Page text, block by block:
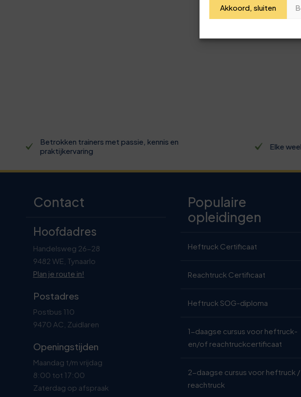
Akkoord, sluiten
Betrokken trainers met passie, kennis en
praktijkervaring
Elke
Contact
Hoofdadres
Handelsweg 26-28
9482 WE, Tynaarlo
Plan je route in!
Postadres
Postbus 110
9470 AC, Zuidlaren
Openingstijden
Maandag t/m vrijdag
8:00 tot 17:00
Zaterdag op afspraak
Populaire
opleidingen
Heftruck Certificaat
Reachtruck Certificaat
Heftruck SOG-diploma
1-daagse cursus voor heftruck-
en/of reachtruckcertificaat
2-daagse cursus voor heftruck /
reachtruck
Je naam